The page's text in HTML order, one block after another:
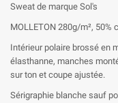
Sweat de marque Sol's
MOLLETON 280g/m², 50%
Intérieur polaire brossé en
élasthanne, manches
sur ton et coupe ajustée.
Sérigraphie blanche sauf